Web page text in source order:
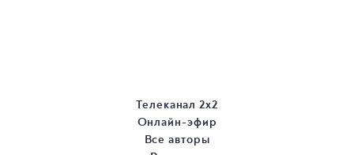
Телеканал 2х2
Онлайн-эфир
Все авторы